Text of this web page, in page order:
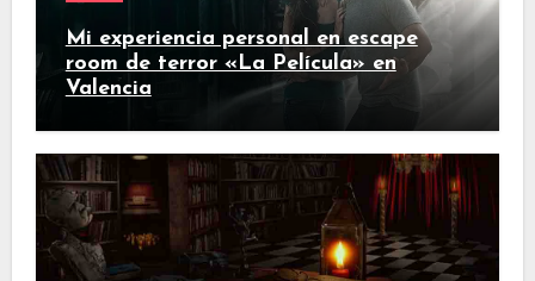
Mi experiencia personal en escape
room de terror «La Película» en
Valencia